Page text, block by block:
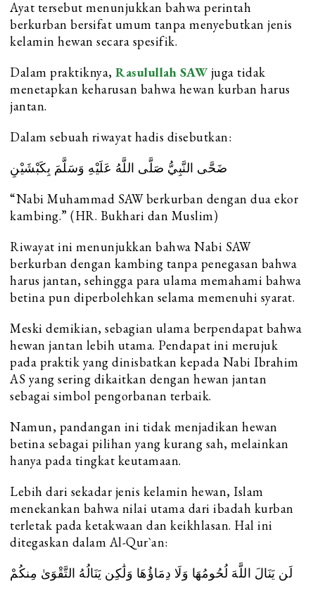
Ayat tersebut menunjukkan bahwa perintah
berkurban bersifat umum tanpa menyebutkan jenis
kelamin hewan secara spesifik.
Dalam praktiknya, Rasulullah SAWjuga tidak
menetapkan keharusan bahwa hewan kurban harus
jantan.
Dalam sebuah riwayat hadis disebutkan:
ضَحَّى النَّبِيُّ صَلَّى اللَّهُ عَلَيْهِ وَسَلَّمَ بِكَبْشَيْنِ
“Nabi Muhammad SAW berkurban dengan dua ekor
kambing.” (HR. Bukhari dan Muslim)
Riwayat ini menunjukkan bahwa Nabi SAW
berkurban dengan kambing tanpa penegasan bahwa
harus jantan, sehingga para ulama memahami bahwa
betina pun diperbolehkan selama memenuhi syarat.
Meski demikian, sebagian ulama berpendapat bahwa
hewan jantan lebih utama. Pendapat ini merujuk
pada praktik yang dinisbatkan kepada Nabi Ibrahim
AS yang sering dikaitkan dengan hewan jantan
sebagai simbol pengorbanan terbaik.
Namun, pandangan ini tidak menjadikan hewan
betina sebagai pilihan yang kurang sah, melainkan
hanya pada tingkat keutamaan.
Lebih dari sekadar jenis kelamin hewan, Islam
menekankan bahwa nilai utama dari ibadah kurban
terletak pada ketakwaan dan keikhlasan. Hal ini
ditegaskan dalam Al-Qur`an:
لَن يَنَالَ اللَّهَ لُحُومُهَا وَلَا دِمَاؤُهَا وَلَٰكِن يَنَالُهُ التَّقْوَىٰ مِنكُمْ